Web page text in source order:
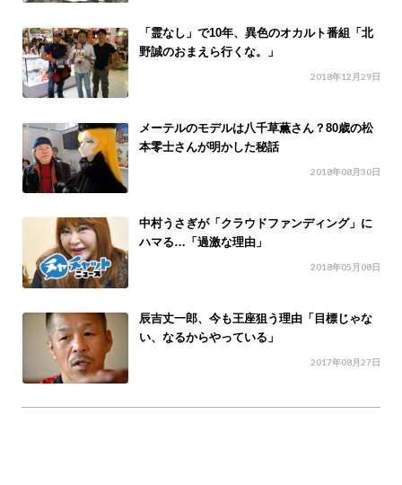
「霊なし」で10年、異色のオカルト番組「北
野誠のおまえら行くな。」
2018年12月29日
メーテルのモデルは八千草薫さん？80歳の松
本零士さんが明かした秘話
2018年08月30日
中村うさぎが「クラウドファンディング」に
ハマる…「過激な理由」
2018年05月08日
辰吉丈一郎、今も王座狙う理由「目標じゃな
い、なるからやっている」
2017年08月27日